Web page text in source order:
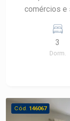
comércios e
Marinho e
Independência e
completo
fitness,
3
Dorm.
Cód. 146067